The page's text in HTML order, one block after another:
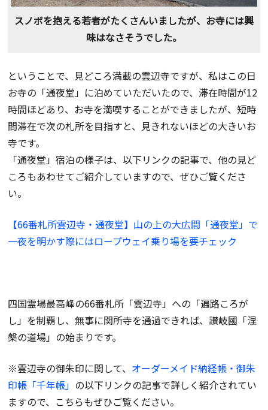
スノボを抱える若者がたくさんいましたが、お寺には興
味はなさそうでした。
ということで、見どころ満載の雲辺寺ですが、私はこの日
お寺の「通夜堂」に泊めていただいたので、滞在時間が12
時間ほどあり、お寺を満喫することができましたが、短時
間滞在で次の札所を目指すと、見きれないほどの大きいお
寺です。
「通夜堂」宿泊の様子は、以下リンクの記事で、他の見ど
ころもあわせてご紹介していますので、ぜひご覧くださ
い。
【66番札所雲辺寺・通夜堂】 山の上の大広間「通夜堂」で
一夜を明かす際にはロープウェイ乗り場を要チェック
四国霊場最高峰の66番札所「雲辺寺」への「遍路ころが
し」を制覇し、無事に関所寺を通過できれば、讃岐國「涅
槃の道場」の始まりです。
※雲辺寺の御朱印に関して、 オーダーメイド納経帳・御朱
印帳「千年帳」 の以下リンクの記事で詳しく紹介されてい
ますので、こちらもぜひご覧ください。